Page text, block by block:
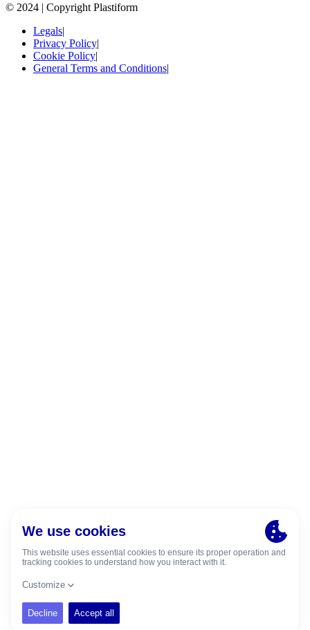
© 2024 | Copyright Plastiform
Legals|
Privacy Policy|
Cookie Policy|
General Terms and Conditions|